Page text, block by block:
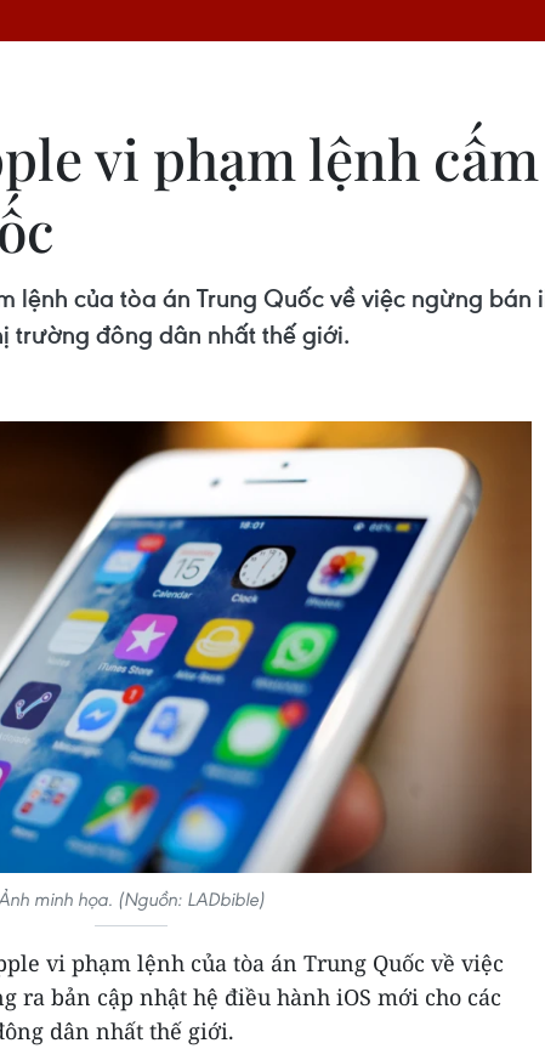
vi phạm lệnh
của tòa án Trung Quốc về việc ngừng bán
trường đông dân nhất thế giới.
Ảnh minh họa. (Nguồn: LADbible)
vi phạm lệnh của tòa án Trung Quốc về việc
ra bản cập nhật hệ điều hành iOS mới cho các
dân nhất thế giới.